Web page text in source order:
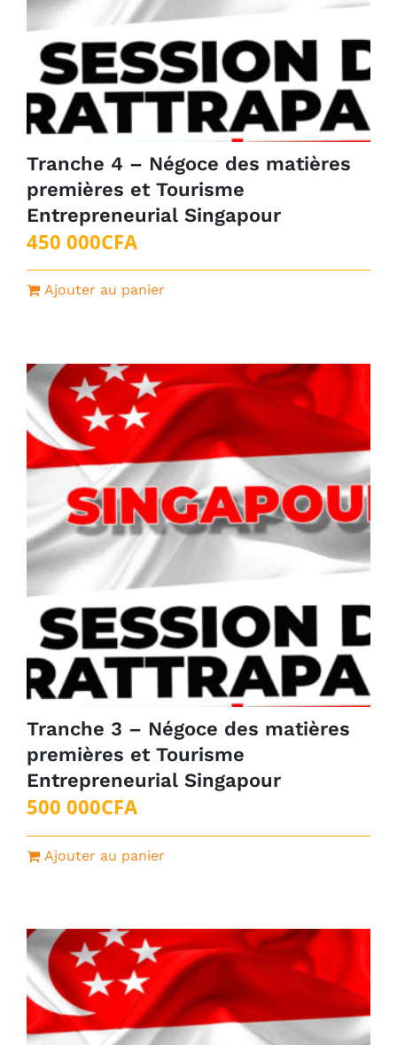
Tranche 4 – Négoce des matières
premières et Tourisme
Entrepreneurial Singapour
450 000CFA
Ajouter au panier
Tranche 3 – Négoce des matières
premières et Tourisme
Entrepreneurial Singapour
500 000CFA
Ajouter au panier